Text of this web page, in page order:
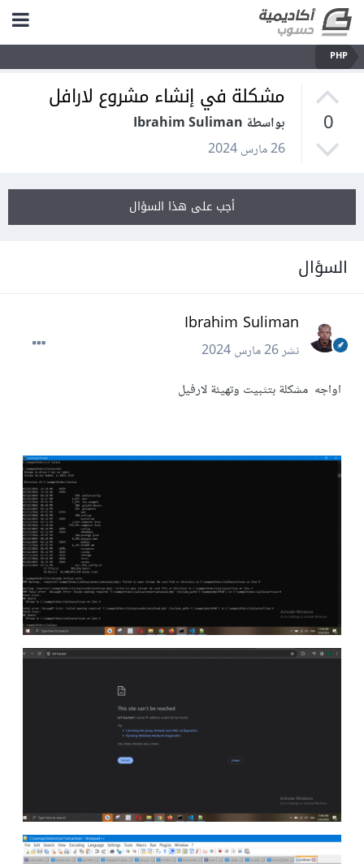
PHP
0
مشكلة في إنشاء مشروع لارافل
بواسطة Ibrahim Suliman
26 مارس 2024
أجب على هذا السؤال
السؤال
Ibrahim Suliman
نشر26 مارس 2024
اواجه مشكلة بتثبيت وتهيئة لارفيل